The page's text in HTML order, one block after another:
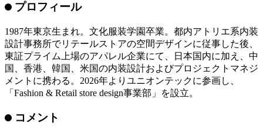
く、開業後の運営を見据えた空間づくりを支援します。
Fashion & Retail store design事業部 公式サイト
Fashion & Retail store design 事業部長
坂本想真
プロフィール